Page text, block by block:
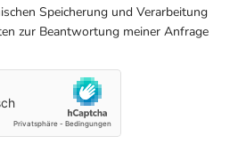
Speicherung und Verarbeitung
zur Beantwortung meiner Anfrage